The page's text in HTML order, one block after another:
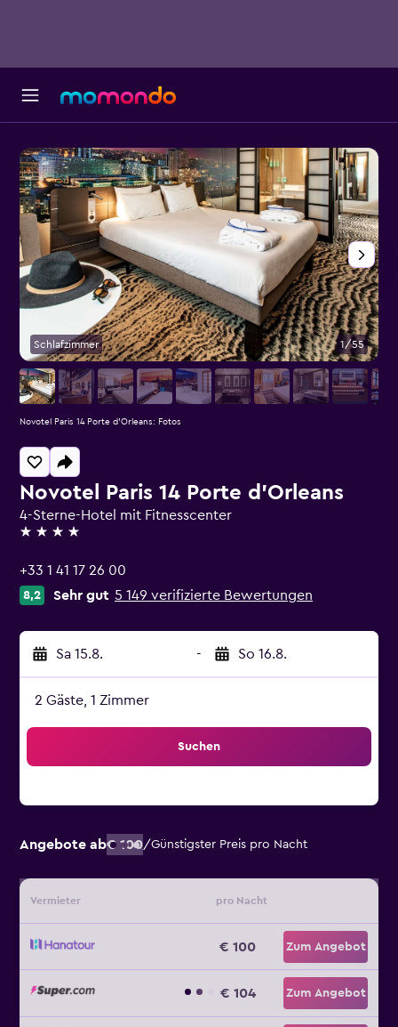
Novotel Paris 14 Porte d'Orleans
4-Sterne-Hotel mit Fitnesscenter
4 Sterne
+33 1 41 17 26 00
8,2 Sehr gut 5 149 verifizierte Bewertungen
Sa 15.8. - So 16.8.
2 Gäste, 1 Zimmer
Suchen
Angebote ab€ 100/Günstigster Preis pro Nacht
Vermieter pro Nacht
€ 100 Zum Angebot
€ 104 Zum Angebot
Schlafzimmer 1/55
Novotel Paris 14 Porte d'Orleans: Fotos